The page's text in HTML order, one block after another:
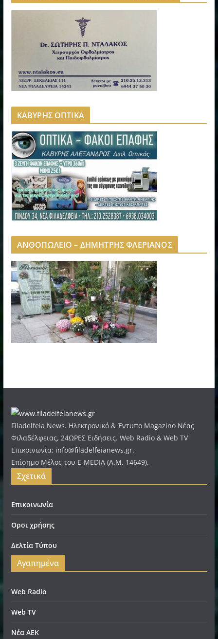
ΚΑΒΥΡΗΣ ΟΠΤΙΚΑ
ΑΝΘΟΠΩΛΕΙΟ – ΔΗΜΗΤΡΗΣ ΦΛΕΡΙΑΝΟΣ
Filadelfeia News. Ηλεκτρονικό & Έντυπο Magazino Νέας
Φιλαδέλφειας, 24ΩΡΕΣ Ειδήσεις. Web Radio & Web TV
Επικοινωνία: info@filadelfeianews.gr.
Επίσημο Μέλος του E-MEDIA (A.M. 14649).
Σχετικά
Επικοινωνία
Οροι χρήσης
Δελτία Τύπου
Αγαπημένα
Web Radio
Web TV
Νέα ΑΕΚ